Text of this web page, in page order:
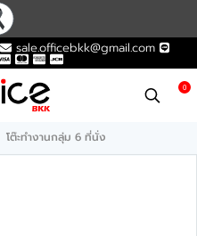
sale.officebkk@gmail.com
0
โต๊ะทำงานกลุ่ม 6 ที่นั่ง